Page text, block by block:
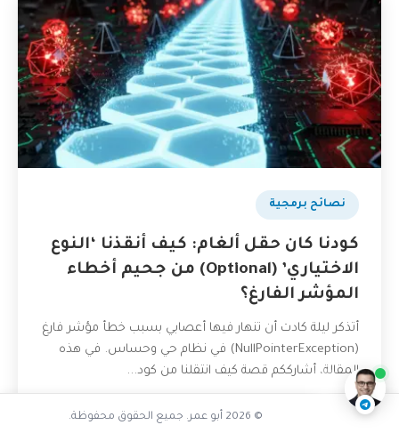
نصائح برمجية
كودنا كان حقل ألغام: كيف أنقذنا ‘النوع
الاختياري’ (Optional) من جحيم أخطاء
المؤشر الفارغ؟
أتذكر ليلة كادت أن تنهار فيها أعصابي بسبب خطأ مؤشر فارغ
(NullPointerException) في نظام حي وحساس. في هذه
المقالة، أشارككم قصة كيف انتقلنا من كود...
كيف تمنع الأخطاء الغامضة
ناقشنا على تليجرام @AbuOmarTech_bot
© 2026 أبو عمر. جميع الحقوق محفوظة.